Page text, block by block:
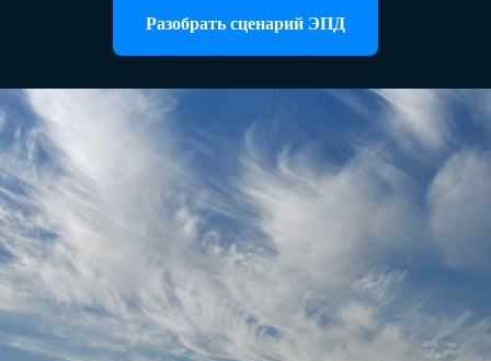
Разобрать сценарий ЭПД